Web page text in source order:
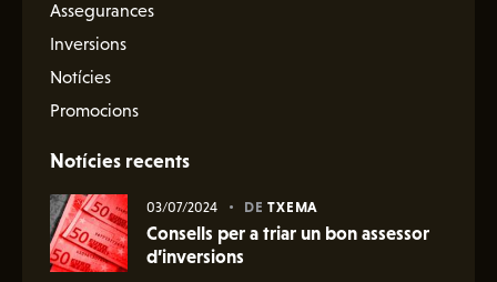
Assegurances
Inversions
Notícies
Promocions
Notícies recents
03/07/2024 DETXEMA
Consells per a triar un bon assessor
d’inversions